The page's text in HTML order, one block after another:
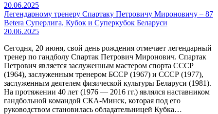
20.06.2025
Легендарному тренеру Спартаку Петровичу Мироновичу – 87
Betera Суперлига, Кубок и Суперкубок Беларуси
20.06.2025
Сегодня, 20 июня, свой день рождения отмечает легендарный
тренер по гандболу Спартак Петрович Миронович. Спартак
Петрович является заслуженным мастером спорта СССР
(1964), заслуженным тренером БССР (1967) и СССР (1977),
заслуженным деятелем физической культуры Беларуси (1981).
На протяжении 40 лет (1976 — 2016 гг.) являлся наставником
гандбольной командой СКА-Минск, которая под его
руководством становилась обладательницей Кубка…